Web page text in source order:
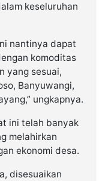
keseluruhan
nantinya dapat
komoditas
yang sesuai,
Banyuwangi,
ungkapnya.
ini telah banyak
melahirkan
ekonomi desa.
disesuaikan